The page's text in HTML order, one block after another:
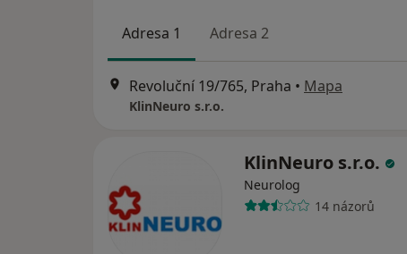
Adresa 1 Adresa 2
Revoluční 19/765, Praha • Mapa
KlinNeuro s.r.o.
KlinNeuro s.r.o.
Neurolog
14 názorů